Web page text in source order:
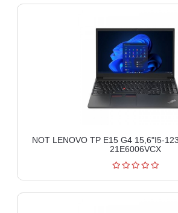
NOT LENOVO TP E15 G4 15,6"I5-
21E6006VCX